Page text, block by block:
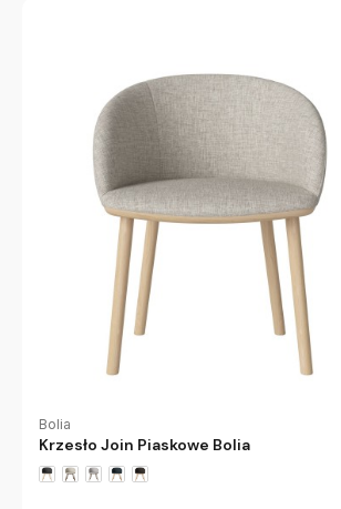
Bolia
Krzesło Join Piaskowe Bolia